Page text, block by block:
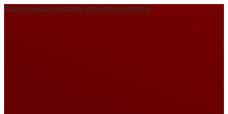
Zur Navigation springen Zum Inhalt springen